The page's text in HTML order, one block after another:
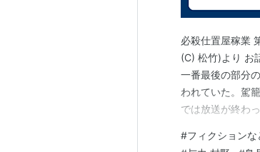
必殺仕置屋稼業
(C) 松竹)より お
一番最後の部分
われていた。駕
では放送が終わ
もしれないねえ
#フィクション